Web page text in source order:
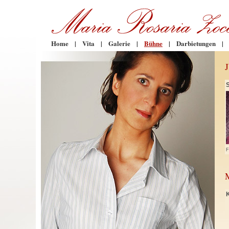
Home | Vita | Galerie | Bühne | Darbietungen |